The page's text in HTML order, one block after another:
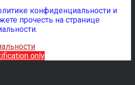
конфиденциальности и
прочесть на странице
only